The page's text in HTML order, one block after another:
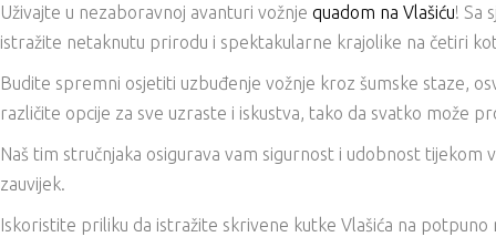
Uživajte u nezaboravnoj avanturi vožnje quadom na Vlašiću! Sa
istražite netaknutu prirodu i spektakularne krajolike na četiri
Budite spremni osjetiti uzbuđenje vožnje kroz šumske staze,
različite opcije za sve uzraste i iskustva, tako da svatko može
Naš tim stručnjaka osigurava vam sigurnost i udobnost
zauvijek.
Iskoristite priliku da istražite skrivene kutke Vlašića na